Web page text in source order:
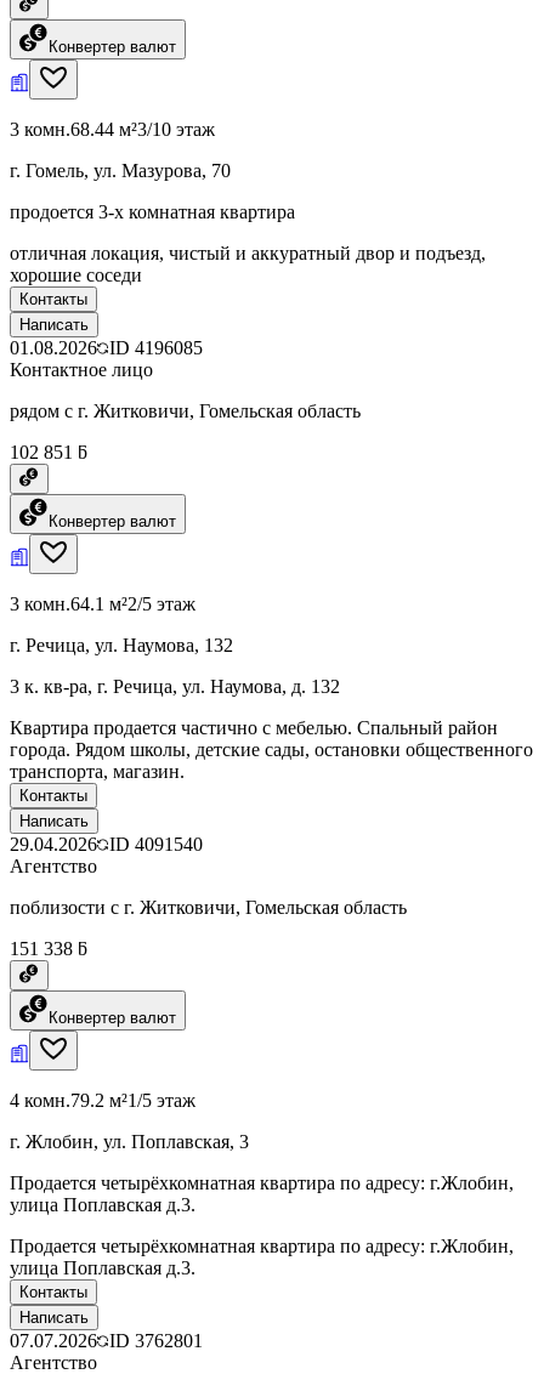
Конвертер валют
3 комн.68.44 м²3/10 этаж
г. Гомель, ул. Мазурова, 70
продоется 3-х комнатная квартира
отличная локация, чистый и аккуратный двор и подъезд,
хорошие соседи
Контакты
Написать
01.08.2026 ID 4196085
Контактное лицо
рядом с г. Житковичи, Гомельская область
102 851 ƃ
Конвертер валют
3 комн.64.1 м²2/5 этаж
г. Речица, ул. Наумова, 132
3 к. кв-ра, г. Речица, ул. Наумова, д. 132
Квартира продается частично с мебелью. Спальный район
города. Рядом школы, детские сады, остановки общественного
транспорта, магазин.
Контакты
Написать
29.04.2026 ID 4091540
Агентство
поблизости с г. Житковичи, Гомельская область
151 338 ƃ
Конвертер валют
4 комн.79.2 м²1/5 этаж
г. Жлобин, ул. Поплавская, 3
Продается четырёхкомнатная квартира по адресу: г.Жлобин,
улица Поплавская д.3.
Продается четырёхкомнатная квартира по адресу: г.Жлобин,
улица Поплавская д.3.
Контакты
Написать
07.07.2026 ID 3762801
Агентство